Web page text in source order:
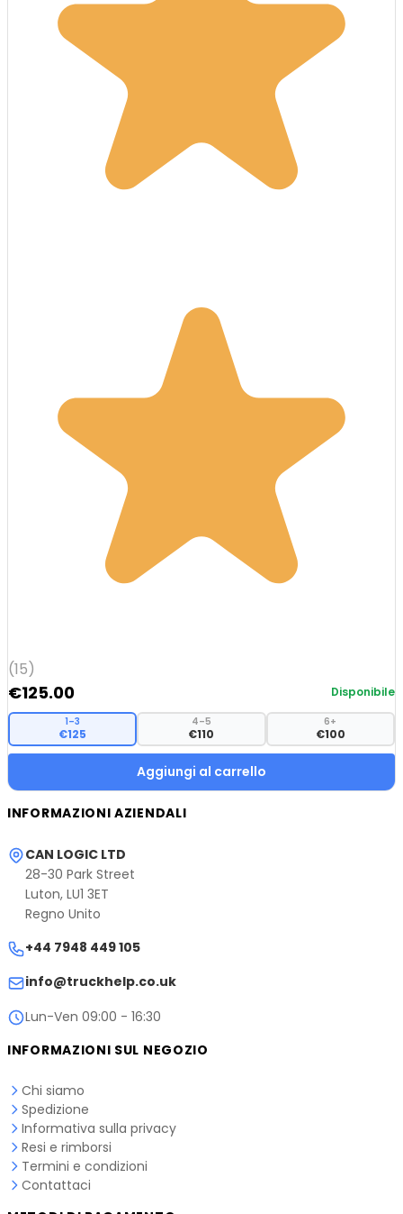
(15)
€125.00 Disponibile
1–3
€125
4–5
€110
6+
€100
Aggiungi al carrello
INFORMAZIONI AZIENDALI
CAN LOGIC LTD
28-30 Park Street
Luton, LU1 3ET
Regno Unito
+44 7948 449 105
info@truckhelp.co.uk
Lun-Ven 09:00 - 16:30
INFORMAZIONI SUL NEGOZIO
Chi siamo
Spedizione
Informativa sulla privacy
Resi e rimborsi
Termini e condizioni
Contattaci